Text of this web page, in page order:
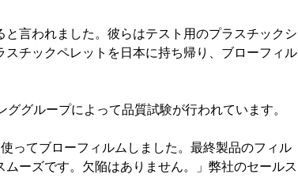
言われました。彼らはテスト用のプラスチックシ
チックペレットを日本に持ち帰り、ブローフィル
グループによって品質試験が行われています。
ってブローフィルムしました。最終製品のフィル
ーズです。欠陥はありません。」弊社のセールス